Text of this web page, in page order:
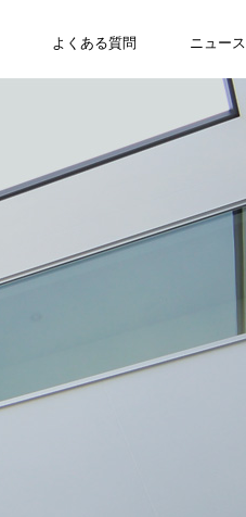
よくある質問
FAQ ニュース
NEWS